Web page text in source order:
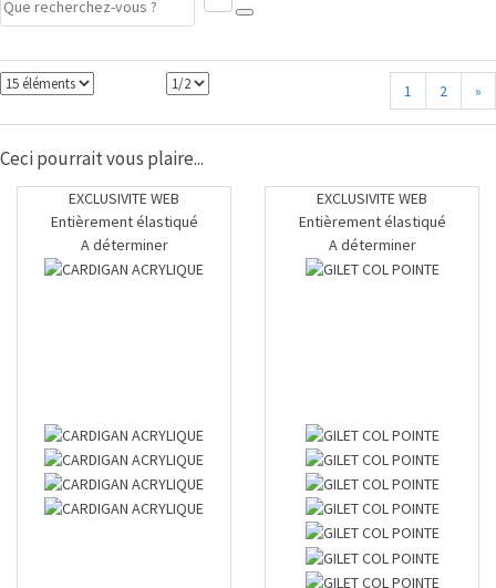
1 2 »
Ceci pourrait vous plaire...
EXCLUSIVITE WEB
Entièrement élastiqué
A déterminer
EXCLUSIVITE WEB
Entièrement élastiqué
A déterminer